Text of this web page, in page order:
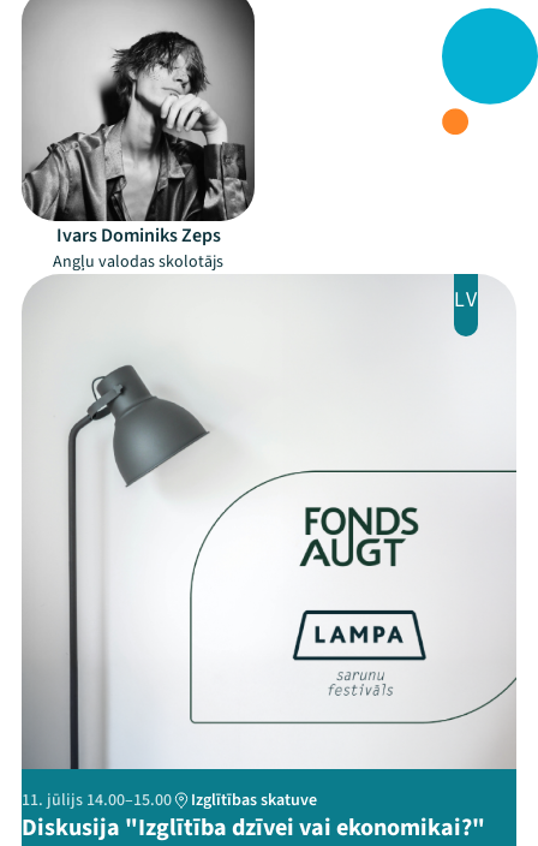
Programma
Arhīvs
Viņi bija LAMPĀ 2026
Jaunumi
FacebookYoutube
X Instagram
Flick TikTok
Ivars Dominiks Zeps
Angļu valodas skolotājs
LV
11. jūlijs 14.00–15.00 Izglītības skatuve
Diskusija "Izglītība dzīvei vai ekonomikai?"